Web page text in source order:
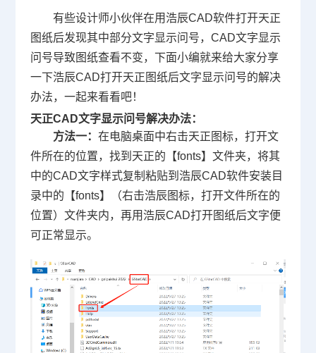
有些设计师小伙伴在用浩辰CAD软件打开天正
图纸后发现其中部分文字显示问号，CAD文字显示
问号导致图纸查看不变，下面小编就来给大家分享
一下浩辰CAD打开天正图纸后文字显示问号的解决
办法，一起来看看吧！
天正CAD文字显示问号解决办法：
方法一： 在电脑桌面中右击天正图标，打开文
件所在的位置，找到天正的【fonts】文件夹，将其
中的CAD文字样式复制粘贴到浩辰CAD软件安装目
录中的【fonts】（右击浩辰图标，打开文件所在的
位置）文件夹内，再用浩辰CAD打开图纸后文字便
可正常显示。